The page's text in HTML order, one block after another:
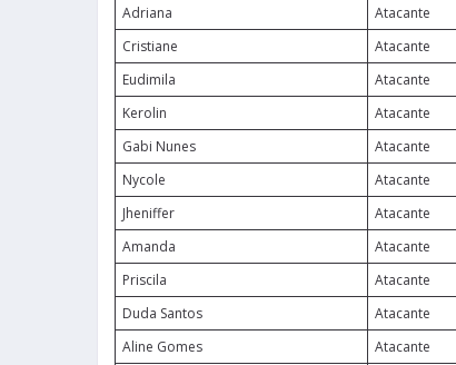
Adriana
Atacante
Cristiane
Atacante
Eudimila
Atacante
Kerolin
Atacante
Gabi Nunes
Atacante
Nycole
Atacante
Jheniffer
Atacante
Amanda
Atacante
Priscila
Atacante
Duda Santos
Atacante
Aline Gomes
Atacante